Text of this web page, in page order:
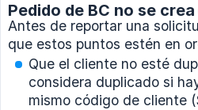
Pedido de BC no se
Antes de reportar una
que estos puntos estén en
Que el cliente no esté
considera duplicado si
mismo código de cliente